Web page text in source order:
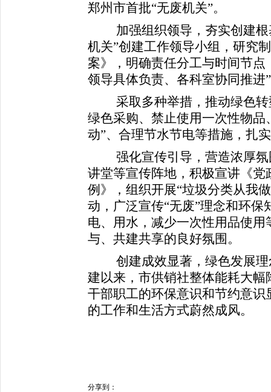
郑州市首批“无废机关”。
加强组织领导，夯实创建
机关”创建工作领导小组，研究
案》，明确责任分工与时间节
领导具体负责、各科室协同推进
采取多种举措，推动绿色
绿色采购、禁止使用一次性物
动”、合理节水节电等措施，扎
强化宣传引导，营造浓厚
讲堂等宣传阵地，积极宣讲《
例》，组织开展“垃圾分类从我
动，广泛宣传“无废”理念和环
电、用水，减少一次性用品使
与、共建共享的良好氛围。
创建成效显著，绿色发展
建以来，市供销社整体能耗大
干部职工的环保意识和节约意
的工作和生活方式蔚然成风。
分享到：